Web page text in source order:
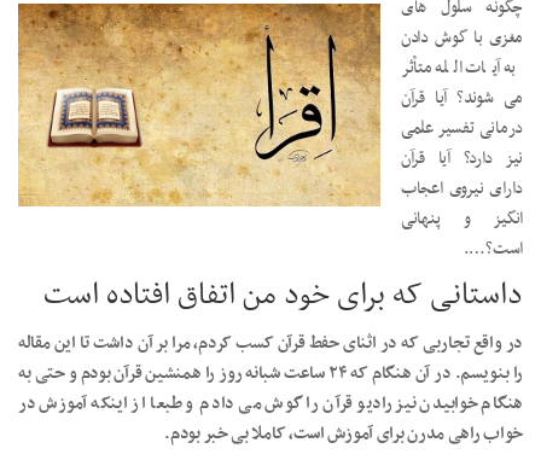
چگونه سلول های
مغزی با گوش دادن
به آیات الله متأثر
می شوند؟ آیا قرآن
درمانی تفسیر علمی
نیز دارد؟ آیا قرآن
دارای نیروی اعجاب
انگیز و پنهانی
است؟….
داستانی که برای خود من اتفاق افتاده است
در واقع تجاربی که در اثنای حفط قرآن کسب کردم، مرا بر آن داشت تا این مقاله
را بنویسم. در آن هنگام که ۲۴ ساعت شبانه روز را همنشین قرآن بودم و حتی به
هنگام خوابیدن نیز رادیو قرآن را گوش می دادم و طبعا از اینکه آموزش در
خواب راهی مدرن برای آموزش است، کاملا بی خبر بودم.